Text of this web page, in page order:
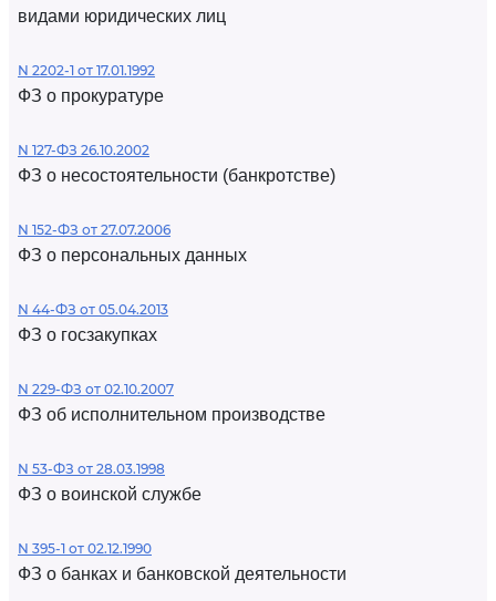
видами юридических лиц
N 2202-1 от 17.01.1992
ФЗ о прокуратуре
N 127-ФЗ 26.10.2002
ФЗ о несостоятельности (банкротстве)
N 152-ФЗ от 27.07.2006
ФЗ о персональных данных
N 44-ФЗ от 05.04.2013
ФЗ о госзакупках
N 229-ФЗ от 02.10.2007
ФЗ об исполнительном производстве
N 53-ФЗ от 28.03.1998
ФЗ о воинской службе
N 395-1 от 02.12.1990
ФЗ о банках и банковской деятельности